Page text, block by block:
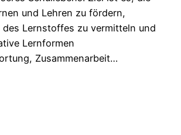
und Lehren zu fördern,
Lernstoffes zu vermitteln und
Lernformen
Zusammenarbeit…